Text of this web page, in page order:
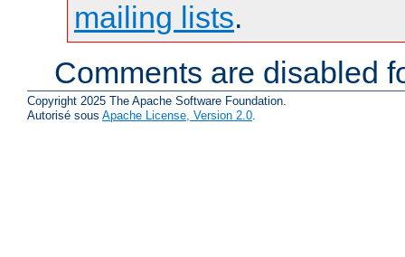
mailing lists.
Comments are disabled
Copyright 2025 The Apache Software Foundation.
Autorisé sous Apache License, Version 2.0